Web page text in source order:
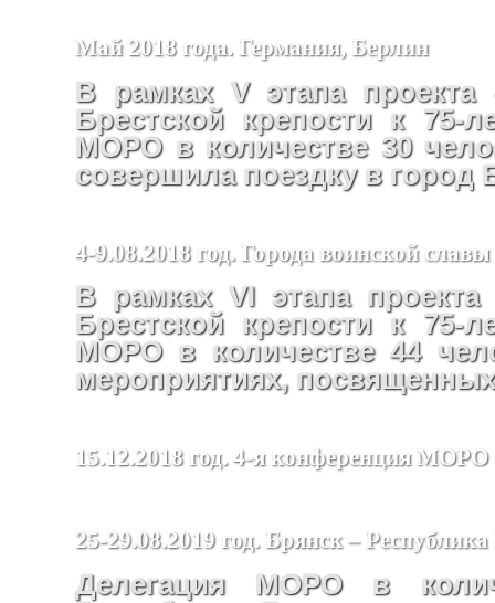
Май 2018 года. Германия, Берлин
В рамках V этапа проекта
Брестской крепости к 75-
МОРО в количестве 30
совершила поездку в город
4-9.08.2018 год. Города воинской
В рамках VI этапа
Брестской крепости к 75-
МОРО в количестве 44
мероприятиях,
15.12.2018 год. 4-я конференция
25-29.08.2019 год. Брянск –
Делегация МОРО в